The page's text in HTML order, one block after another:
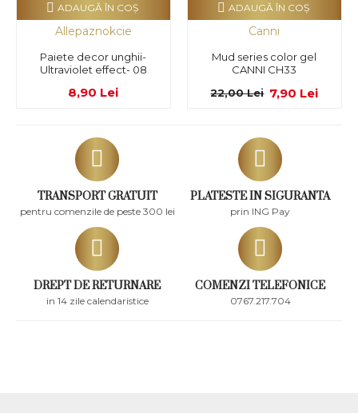
TRANSPORT GRATUIT
pentru comenzile de peste 300 lei
PLATESTE IN SIGURANTA
prin ING Pay
DREPT DE RETURNARE
in 14 zile calendaristice
COMENZI TELEFONICE
0767.217.704
Allepaznokcie
Paiete decor unghii-
Ultraviolet effect- 08
8,90 Lei
ADAUGĂ ÎN COŞ
Canni
Mud series color gel
CANNI CH33
7,90 Lei
22,00 Lei
ADAUGĂ ÎN COŞ